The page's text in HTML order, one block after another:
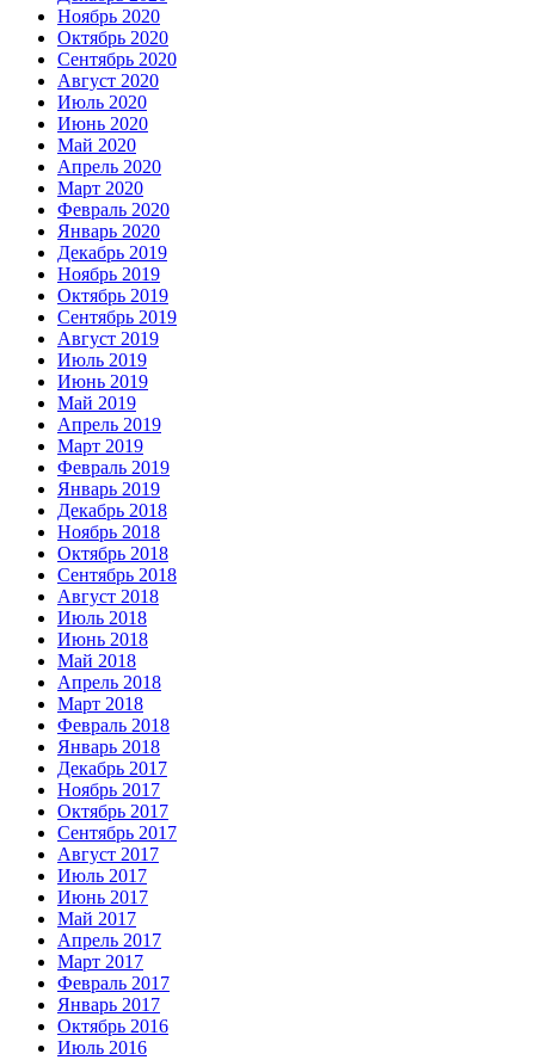
Ноябрь 2020
Октябрь 2020
Сентябрь 2020
Август 2020
Июль 2020
Июнь 2020
Май 2020
Апрель 2020
Март 2020
Февраль 2020
Январь 2020
Декабрь 2019
Ноябрь 2019
Октябрь 2019
Сентябрь 2019
Август 2019
Июль 2019
Июнь 2019
Май 2019
Апрель 2019
Март 2019
Февраль 2019
Январь 2019
Декабрь 2018
Ноябрь 2018
Октябрь 2018
Сентябрь 2018
Август 2018
Июль 2018
Июнь 2018
Май 2018
Апрель 2018
Март 2018
Февраль 2018
Январь 2018
Декабрь 2017
Ноябрь 2017
Октябрь 2017
Сентябрь 2017
Август 2017
Июль 2017
Июнь 2017
Май 2017
Апрель 2017
Март 2017
Февраль 2017
Январь 2017
Октябрь 2016
Июль 2016